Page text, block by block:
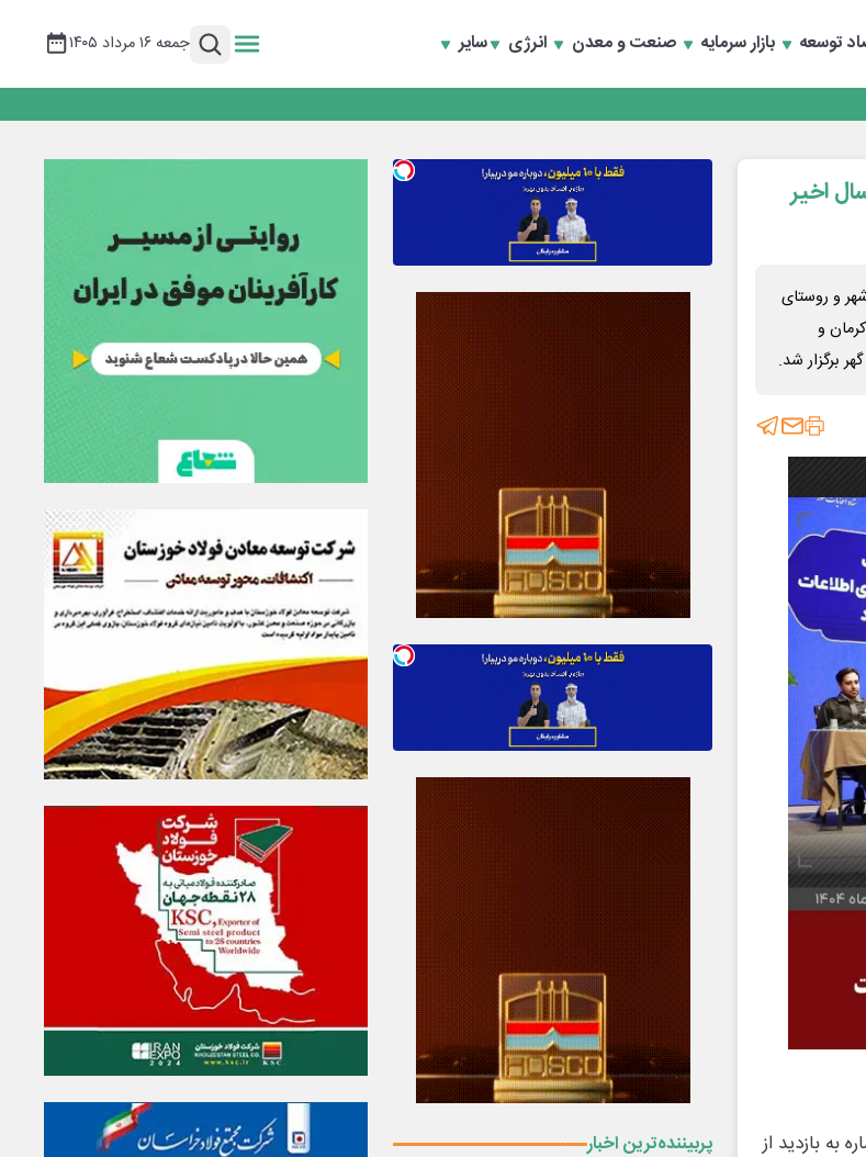
توسعه بازار سرمایه صنعت و معدن انرژی سایر جمعه ۱۶ مرداد ۱۴۰۵
اخیر
و روستای
و
برگزار شد.
به بازدید از
پربیننده‌ترین اخبار